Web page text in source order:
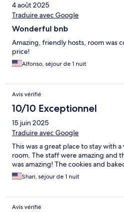
4 août 2025
Traduire avec Google
Wonderful bnb
Amazing, friendly hosts, room was
price!
Alfonso, séjour de 1 nuit
Avis vérifié
10/10 Exceptionnel
15 juin 2025
Traduire avec Google
This was a great place to stay with
room. The staff were amazing and
was amazing! The cookies and
Shari, séjour de 1 nuit
Avis vérifié